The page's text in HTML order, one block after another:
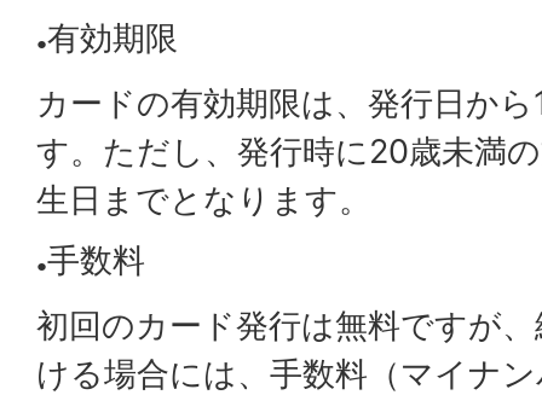
●有効期限
カードの有効期限は、発行日か
す。ただし、発行時に20歳未満
生日までとなります。
●手数料
初回のカード発行は無料ですが
ける場合には、手数料（マイナ